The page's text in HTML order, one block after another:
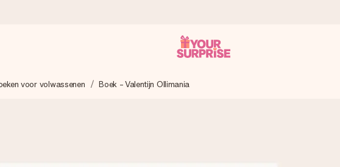
het razendsnel onderweg is - zodat jij kunt geven op precies het juiste moment,
voor volwassenen Boek - Valentijn Ollimania